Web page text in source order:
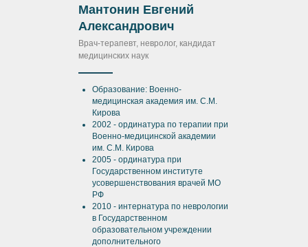
Мантонин Евгений
Александрович
Врач-терапевт, невролог, кандидат
медицинских наук
Образование: Военно-
медицинская академия им. С.М.
Кирова
2002 - ординатура по терапии при
Военно-медицинской академии
им. С.М. Кирова
2005 - ординатура при
Государственном институте
усовершенствования врачей МО
РФ
2010 - интернатура по неврологии
в Государственном
образовательном учреждении
дополнительного